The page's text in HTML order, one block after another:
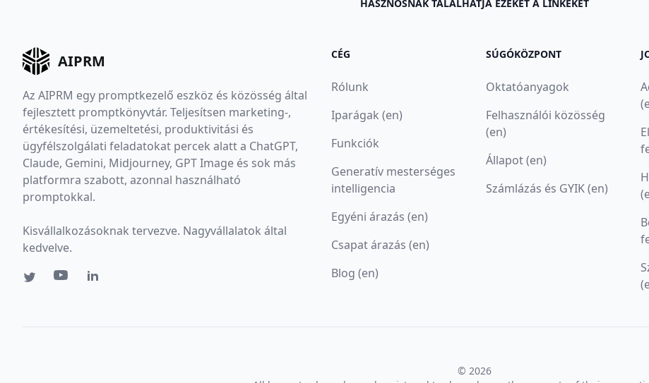
HASZNOSNAK TALÁLHATJA EZEKET A LINKEKET
AIPRM
Az AIPRM egy promptkezelő eszköz és közösség által
fejlesztett promptkönyvtár. Teljesítsen marketing-,
értékesítési, üzemeltetési, produktivitási és
ügyfélszolgálati feladatokat percek alatt a ChatGPT,
Claude, Gemini, Midjourney, GPT Image és sok más
platformra szabott, azonnal használható
promptokkal.
Kisvállalkozásoknak tervezve. Nagyvállalatok által
kedvelve.
CÉG
Rólunk
Iparágak (en)
Funkciók
Generatív mesterséges
intelligencia
Egyéni árazás (en)
Csapat árazás (en)
Blog (en)
SÚGÓKÖZPONT
Oktatóanyagok
Felhasználói közösség
(en)
Állapot (en)
Számlázás és GYIK (en)
© 2026